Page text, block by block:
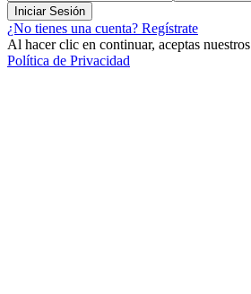
Iniciar Sesión
¿No tienes una cuenta? Regístrate
Al hacer clic en continuar, aceptas nuestros
Política de Privacidad